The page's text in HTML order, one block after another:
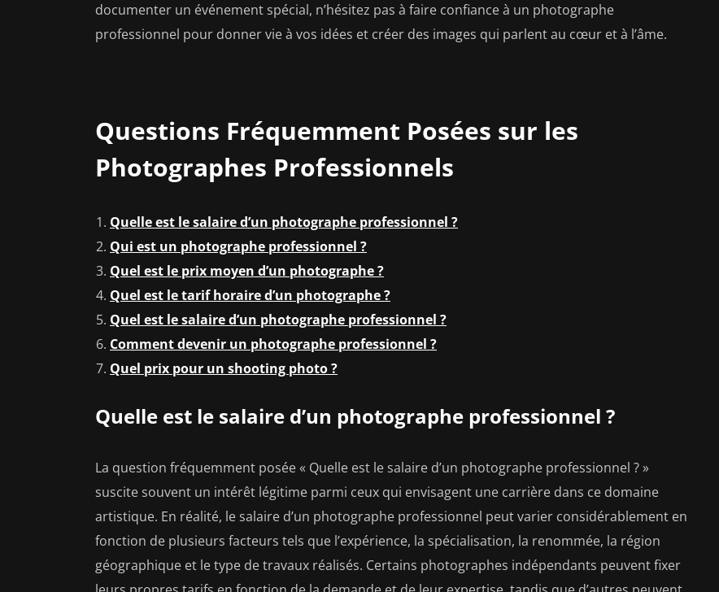
documenter un événement spécial, n’hésitez pas à faire confiance à un photographe
professionnel pour donner vie à vos idées et créer des images qui parlent au cœur et à l’âme.
Questions Fréquemment Posées sur les
Photographes Professionnels
Quelle est le salaire d’un photographe professionnel ?
Qui est un photographe professionnel ?
Quel est le prix moyen d’un photographe ?
Quel est le tarif horaire d’un photographe ?
Quel est le salaire d’un photographe professionnel ?
Comment devenir un photographe professionnel ?
Quel prix pour un shooting photo ?
Quelle est le salaire d’un photographe professionnel ?
La question fréquemment posée « Quelle est le salaire d’un photographe professionnel ? »
suscite souvent un intérêt légitime parmi ceux qui envisagent une carrière dans ce domaine
artistique. En réalité, le salaire d’un photographe professionnel peut varier considérablement en
fonction de plusieurs facteurs tels que l’expérience, la spécialisation, la renommée, la région
géographique et le type de travaux réalisés. Certains photographes indépendants peuvent fixer